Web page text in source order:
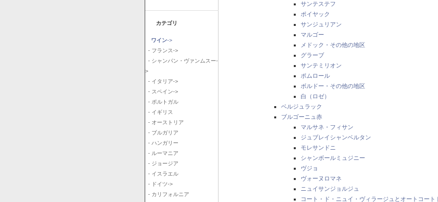
カテゴリ
ワイン->
- フランス->
- シャンパン・ヴァンムスー-
>
- イタリア->
- スペイン->
- ポルトガル
- イギリス
- オーストリア
- ブルガリア
- ハンガリー
- ルーマニア
- ジョージア
- イスラエル
- ドイツ->
- カリフォルニア
サンテステフ
ポイヤック
サンジュリアン
マルゴー
メドック・その他の地区
グラーブ
サンテミリオン
ポムロール
ボルドー・その他の地区
白（ロゼ）
ベルジュラック
ブルゴーニュ赤
マルサネ・フィサン
ジュブレイシャンベルタン
モレサンドニ
シャンボールミュジニー
ヴジョ
ヴォーヌロマネ
ニュイサンジョルジュ
コート・ド・ニュイ・ヴィラージュとオートコート